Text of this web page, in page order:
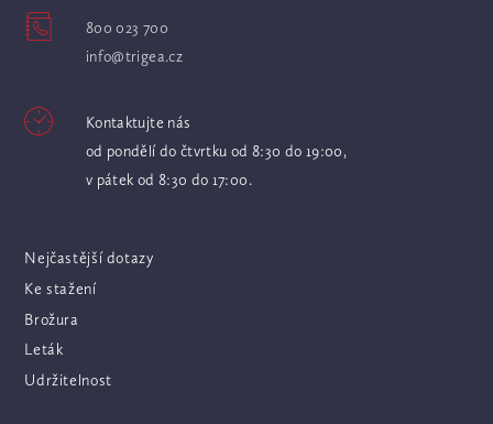
800 023 700
info@trigea.cz
Kontaktujte nás
od pondělí do čtvrtku od 8:30 do 19:00,
v pátek od 8:30 do 17:00.
Nejčastější dotazy
Ke stažení
Brožura
Leták
Udržitelnost